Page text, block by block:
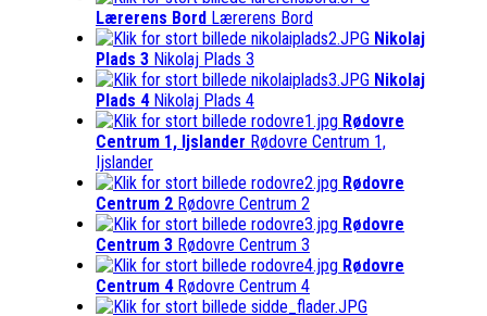
Lærerens Bord Lærerens Bord
Nikolaj
Plads 3 Nikolaj Plads 3
Nikolaj
Plads 4 Nikolaj Plads 4
Rødovre
Centrum 1, Ijslander Rødovre Centrum 1,
Ijslander
Rødovre
Centrum 2 Rødovre Centrum 2
Rødovre
Centrum 3 Rødovre Centrum 3
Rødovre
Centrum 4 Rødovre Centrum 4